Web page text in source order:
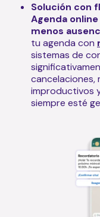
Solución con
Agenda
menos
tu agenda con
sistemas de
cancelaciones,
improductivos
siempre esté